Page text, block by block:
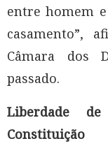
entre homem
casamento”,
Câmara dos
passado.
Liberdade
Constituição